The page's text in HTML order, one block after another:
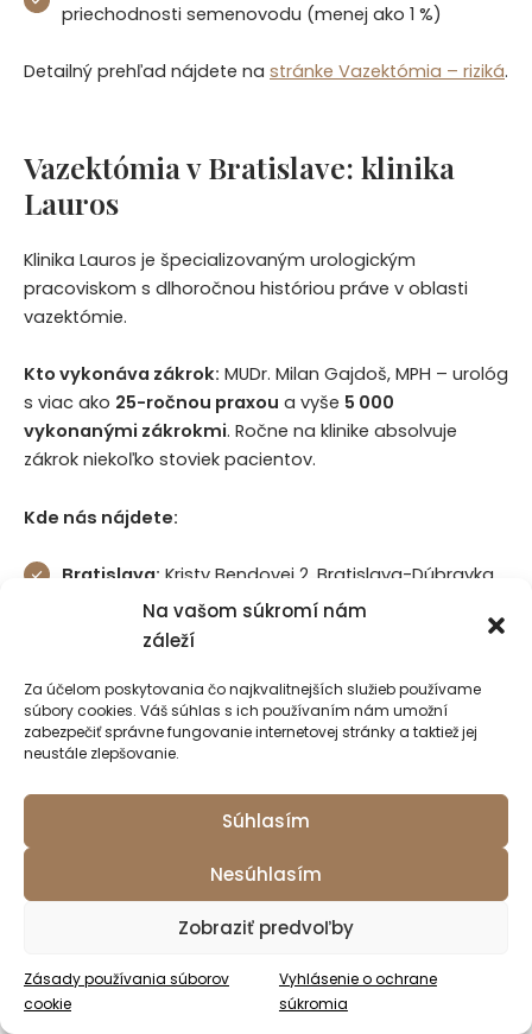
Na vašom súkromí nám
záleží
Za účelom poskytovania čo najkvalitnejších služieb používame
súbory cookies. Váš súhlas s ich používaním nám umožní
zabezpečiť správne fungovanie internetovej stránky a taktiež jej
neustále zlepšovanie.
Súhlasím
Nesúhlasím
Zobraziť predvoľby
Zásady používania súborov
cookie
Vyhlásenie o ochrane
súkromia
priechodnosti semenovodu (menej ako 1 %)
Detailný prehľad nájdete na stránke Vazektómia – riziká.
Vazektómia v Bratislave: klinika
Lauros
Klinika Lauros je špecializovaným urologickým
pracoviskom s dlhoročnou históriou práve v oblasti
vazektómie.
Kto vykonáva zákrok: MUDr. Milan Gajdoš, MPH – urológ
s viac ako 25-ročnou praxou a vyše 5 000
vykonanými zákrokmi. Ročne na klinike absolvuje
zákrok niekoľko stoviek pacientov.
Kde nás nájdete:
Bratislava: Kristy Bendovej 2, Bratislava-Dúbravka
Piešťany:druhá pobočka pre pacientov zo
stredného Slovenska
Konzultácia je bezplatná.Na objednanie stačí zavolať
alebo vyplniť online formulár.
Viac o zákroku v Bratislave:Vazektómia Bratislava –
Zhrnutie: 10 vecí, ktoré treba vedieť
Vazektómia prerušuje semenovody